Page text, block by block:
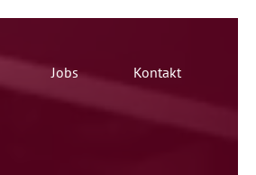
Jobs Kontakt